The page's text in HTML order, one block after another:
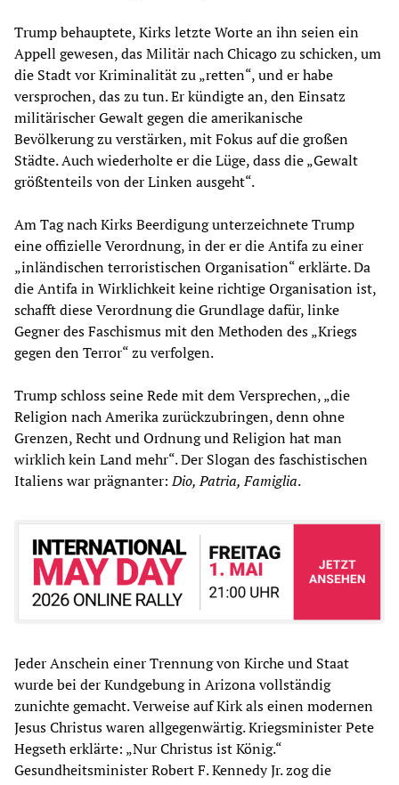
Trump behauptete, Kirks letzte Worte an ihn seien ein
Appell gewesen, das Militär nach Chicago zu schicken, um
die Stadt vor Kriminalität zu „retten“, und er habe
versprochen, das zu tun. Er kündigte an, den Einsatz
militärischer Gewalt gegen die amerikanische
Bevölkerung zu verstärken, mit Fokus auf die großen
Städte. Auch wiederholte er die Lüge, dass die „Gewalt
größtenteils von der Linken ausgeht“.
Am Tag nach Kirks Beerdigung unterzeichnete Trump
eine offizielle Verordnung, in der er die Antifa zu einer
„inländischen terroristischen Organisation“ erklärte. Da
die Antifa in Wirklichkeit keine richtige Organisation ist,
schafft diese Verordnung die Grundlage dafür, linke
Gegner des Faschismus mit den Methoden des „Kriegs
gegen den Terror“ zu verfolgen.
Trump schloss seine Rede mit dem Versprechen, „die
Religion nach Amerika zurückzubringen, denn ohne
Grenzen, Recht und Ordnung und Religion hat man
wirklich kein Land mehr“. Der Slogan des faschistischen
Italiens war prägnanter:Dio, Patria, Famiglia.
Jeder Anschein einer Trennung von Kirche und Staat
wurde bei der Kundgebung in Arizona vollständig
zunichte gemacht. Verweise auf Kirk als einen modernen
Jesus Christus waren allgegenwärtig. Kriegsminister Pete
Hegseth erklärte: „Nur Christus ist König.“
Gesundheitsminister Robert F. Kennedy Jr. zog die